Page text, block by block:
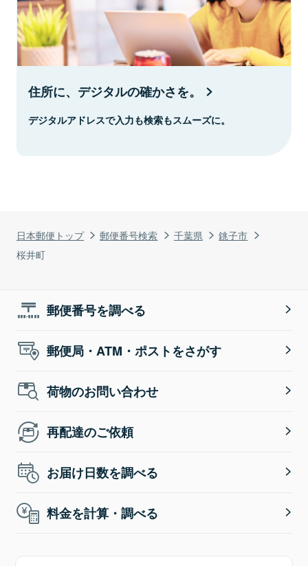
日本郵便トップ 郵便番号検索 千葉県
銚子市
桜井町
住所に、デジタルの確かさを。
デジタルアドレスで入力も検索もスムーズに。
郵便番号を調べる
郵便局・ATM・ポストをさがす
荷物のお問い合わせ
再配達のご依頼
お届け日数を調べる
料金を計算・調べる